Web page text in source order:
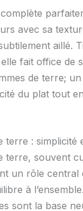
avec sa
aillé.
fait office de
de terre;
du plat tout
terre : simplicité
terre, souvent
un rôle central
à
sont la base